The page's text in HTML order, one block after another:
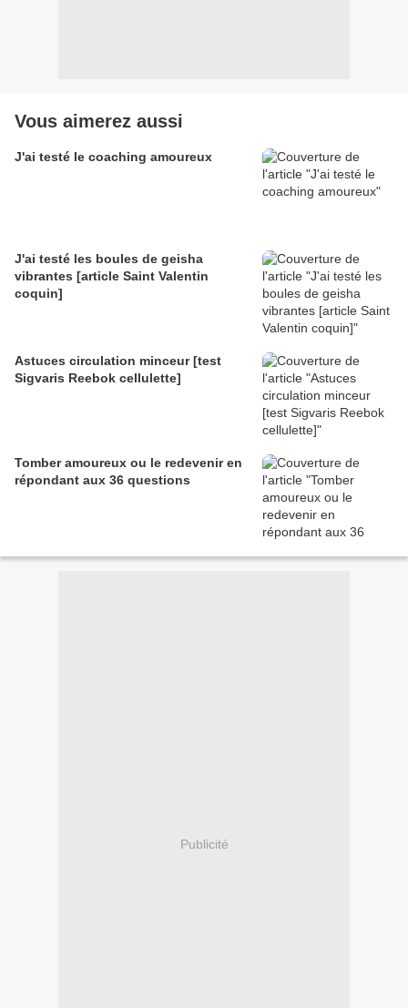
Vous aimerez aussi
J'ai testé le coaching amoureux
J'ai testé les boules de geisha
vibrantes [article Saint Valentin
coquin]
Astuces circulation minceur [test
Sigvaris Reebok cellulette]
Tomber amoureux ou le redevenir en
répondant aux 36 questions
Publicité